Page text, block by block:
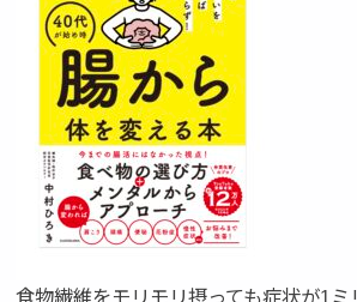
食物繊維をモリモリ摂っても症状が1ミ